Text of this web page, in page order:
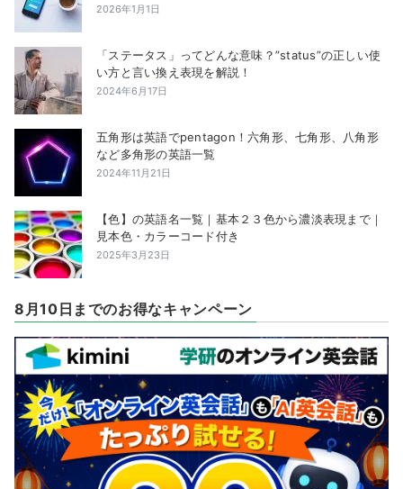
2026年1月1日
「ステータス」ってどんな意味？”status”の正しい使
い方と言い換え表現を解説！
2024年6月17日
五角形は英語でpentagon！六角形、七角形、八角形
など多角形の英語一覧
2024年11月21日
【色】の英語名一覧｜基本２３色から濃淡表現まで｜
見本色・カラーコード付き
2025年3月23日
8月10日までのお得なキャンペーン